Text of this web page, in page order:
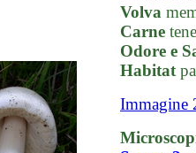
Volva
Carne
Odore e
Habitat
Immagine